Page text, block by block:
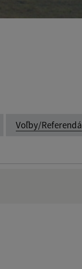
Voľby/Referendá